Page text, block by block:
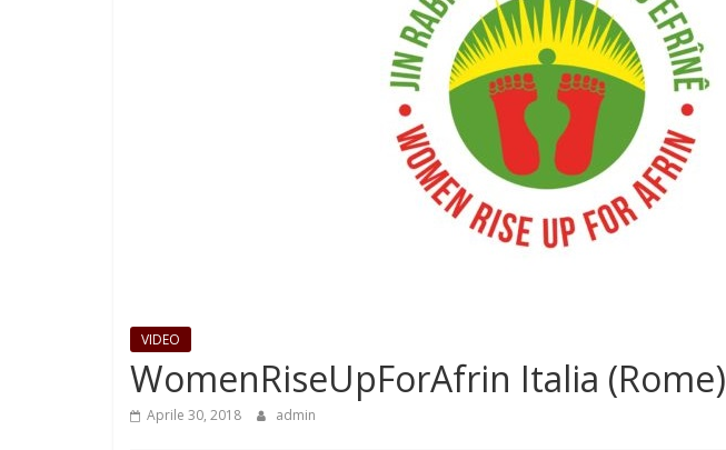
VIDEO
WomenRiseUpForAfrin Italia (Rome)
Aprile 30, 2018 admin